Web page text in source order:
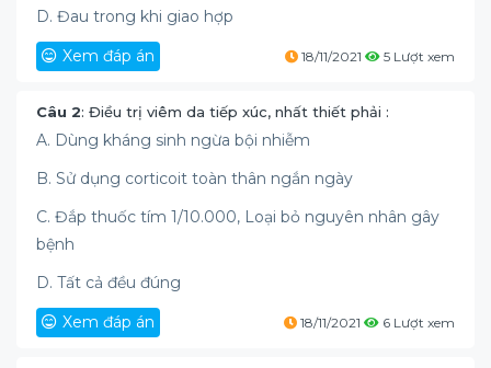
D. Đau trong khi giao hợp
Xem đáp án
18/11/2021 5 Lượt xem
Câu 2: Điều trị viêm da tiếp xúc, nhất thiết phải :
A. Dùng kháng sinh ngừa bội nhiễm
B. Sử dụng corticoit toàn thân ngắn ngày
C. Đắp thuốc tím 1/10.000, Loại bỏ nguyên nhân gây
bệnh
D. Tất cả đều đúng
Xem đáp án
18/11/2021 6 Lượt xem